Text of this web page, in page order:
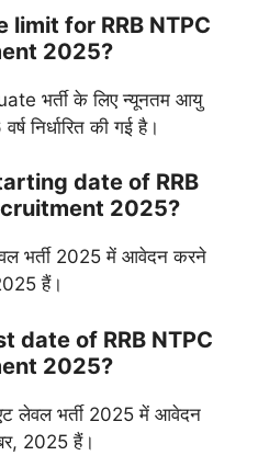
limit for RRB NTPC
2025?
भर्ती के लिए न्यूनतम आयु
निर्धारित की गई है।
date of RRB
2025?
भर्ती 2025 में आवेदन करने
हैं।
date of RRB NTPC
2025?
लेवल भर्ती 2025 में आवेदन
2025 हैं।